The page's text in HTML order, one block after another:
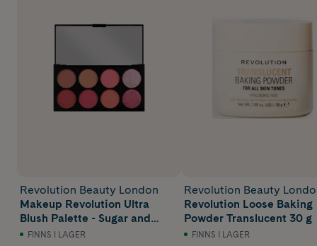
Revolution Beauty London
Makeup Revolution Ultra
Blush Palette - Sugar and
Spice 1,6g
FINNS I LAGER
Revolution Beauty
Revolution Loose Baking
Powder Translucent 30 g
FINNS I LAGER